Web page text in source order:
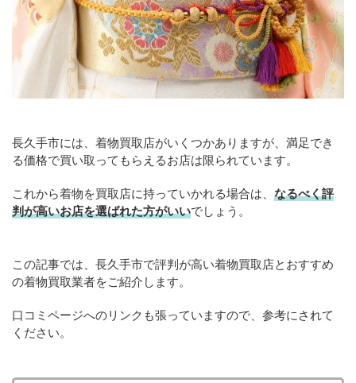
長久手市には、着物買取店がいくつかありますが、満足でき
る価格で買い取ってもらえるお店は限られています。
これから着物を買取店に持っていかれる場合は、 なるべく評
判が高いお店を選ばれた方がいいでしょう。
この記事では、長久手市で評判が高い着物買取店とおすすめ
の着物買取業者をご紹介します。
口コミページへのリンクも張っていますので、参考にされて
ください。